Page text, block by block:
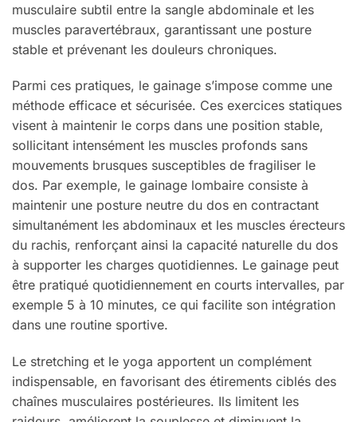
musculaire subtil entre la sangle abdominale et les
muscles paravertébraux, garantissant une posture
stable et prévenant les douleurs chroniques.
Parmi ces pratiques, le gainage s’impose comme une
méthode efficace et sécurisée. Ces exercices statiques
visent à maintenir le corps dans une position stable,
sollicitant intensément les muscles profonds sans
mouvements brusques susceptibles de fragiliser le
dos. Par exemple, le gainage lombaire consiste à
maintenir une posture neutre du dos en contractant
simultanément les abdominaux et les muscles érecteurs
du rachis, renforçant ainsi la capacité naturelle du dos
à supporter les charges quotidiennes. Le gainage peut
être pratiqué quotidiennement en courts intervalles, par
exemple 5 à 10 minutes, ce qui facilite son intégration
dans une routine sportive.
Le stretching et le yoga apportent un complément
indispensable, en favorisant des étirements ciblés des
chaînes musculaires postérieures. Ils limitent les